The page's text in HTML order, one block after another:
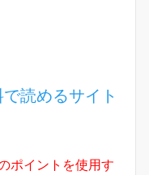
読めるサイト
ポイントを使用す